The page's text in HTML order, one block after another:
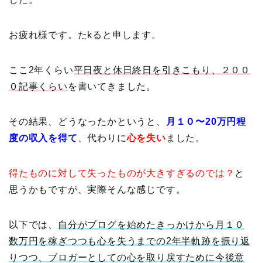
お疲れ様です。たkると申します。
ここ2年くらい平日夜と休日終日を引きこもり、２００
０記事くらい を書いてきました。
その結果、どうなったかというと、
月１０〜20万円程
度の収入を得て 、代わりに心を失い ました。
得たものに対して失ったものが大きすぎるのでは？ と
思うかもですが、実際そんな感じです。
以下では、
自分がブログを始めたきっかけから月１０
数万円を稼ぎつつも心を失うまでの2年半軌跡を振り返
りつつ、ブロガーとしての心を取り戻すために今後意